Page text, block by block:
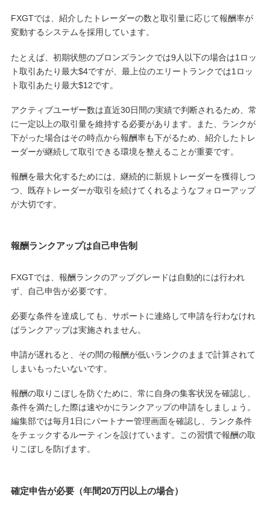
FXGTでは、紹介したトレーダーの数と取引量に応じて報酬率が
変動するシステムを採用しています。
たとえば、初期状態のブロンズランクでは9人以下の場合は1ロッ
ト取引あたり最大$4ですが、最上位のエリートランクでは1ロッ
ト取引あたり最大$12です。
アクティブユーザー数は直近30日間の実績で判断されるため、常
に一定以上の取引量を維持する必要があります。また、ランクが
下がった場合はその時点から報酬率も下がるため、紹介したトレ
ーダーが継続して取引できる環境を整えることが重要です。
報酬を最大化するためには、継続的に新規トレーダーを獲得しつ
つ、既存トレーダーが取引を続けてくれるようなフォローアップ
が大切です。
報酬ランクアップは自己申告制
FXGTでは、報酬ランクのアップグレードは自動的には行われ
ず、自己申告が必要です。
必要な条件を達成しても、サポートに連絡して申請を行わなけれ
ばランクアップは実施されません。
申請が遅れると、その間の報酬が低いランクのままで計算されて
しまいもったいないです。
報酬の取りこぼしを防ぐために、常に自身の集客状況を確認し、
条件を満たした際は速やかにランクアップの申請をしましょう。
編集部では毎月1日にパートナー管理画面を確認し、ランク条件
をチェックするルーティンを設けています。この習慣で報酬の取
りこぼしを防げます。
確定申告が必要（年間20万円以上の場合）